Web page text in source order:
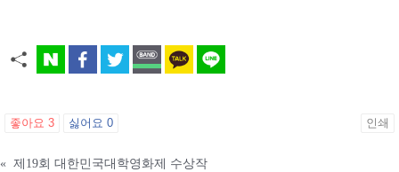
좋아요 3 싫어요 0 인쇄
« 제19회 대한민국대학영화제 수상작